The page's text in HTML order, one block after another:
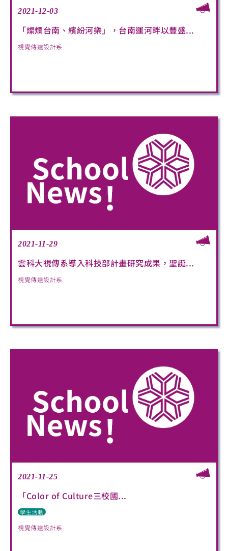
2021-12-03
「燦爛台南、繽紛河樂」，台南運河畔以豐盛...
視覺傳達設計系
2021-11-29
雲科大視傳系導入科技部計畫研究成果，聖誕...
視覺傳達設計系
2021-11-25
「Color of Culture三校國...
學生活動
視覺傳達設計系